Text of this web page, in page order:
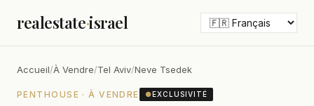
realestate·israel
Accueil/À Vendre/Tel Aviv/Neve Tsedek
PENTHOUSE · À VENDRE ●EXCLUSIVITÉ